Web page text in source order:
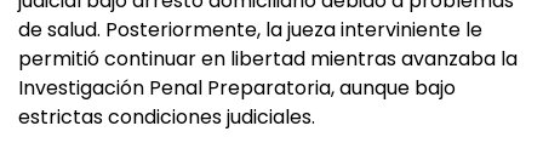
de salud. Posteriormente, la jueza interviniente le
permitió continuar en libertad mientras avanzaba la
Investigación Penal Preparatoria, aunque bajo
estrictas condiciones judiciales.